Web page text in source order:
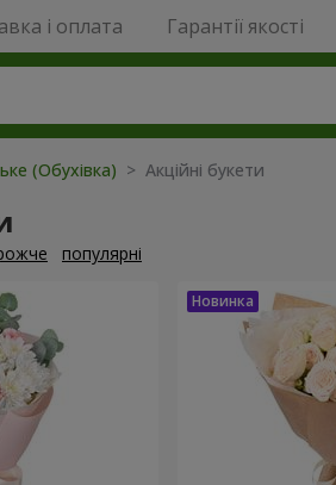
і оплата Гарантії якості
(Обухівка) > Акційні букети
популярні